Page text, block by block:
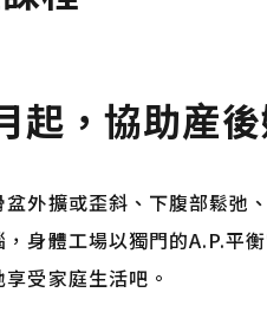
起，協助産後
外擴或歪斜、下腹部鬆弛
身體工場以獨門的A.P.平
受家庭生活吧。